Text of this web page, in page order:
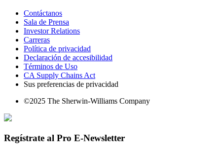
Contáctanos
Sala de Prensa
Investor Relations
Carreras
Política de privacidad
Declaración de accesibilidad
Términos de Uso
CA Supply Chains Act
Sus preferencias de privacidad
©2025 The Sherwin-Williams Company
Regístrate al Pro E-Newsletter